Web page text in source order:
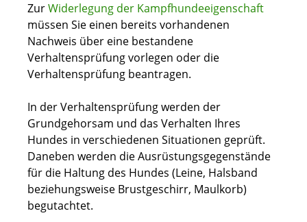
ZurWiderlegung der Kampfhundeeigenschaft
müssen Sie einen bereits vorhandenen
Nachweis über eine bestandene
Verhaltensprüfung vorlegen oder die
Verhaltensprüfung beantragen.
In der Verhaltensprüfung werden der
Grundgehorsam und das Verhalten Ihres
Hundes in verschiedenen Situationen geprüft.
Daneben werden die Ausrüstungsgegenstände
für die Haltung des Hundes (Leine, Halsband
beziehungsweise Brustgeschirr, Maulkorb)
begutachtet.